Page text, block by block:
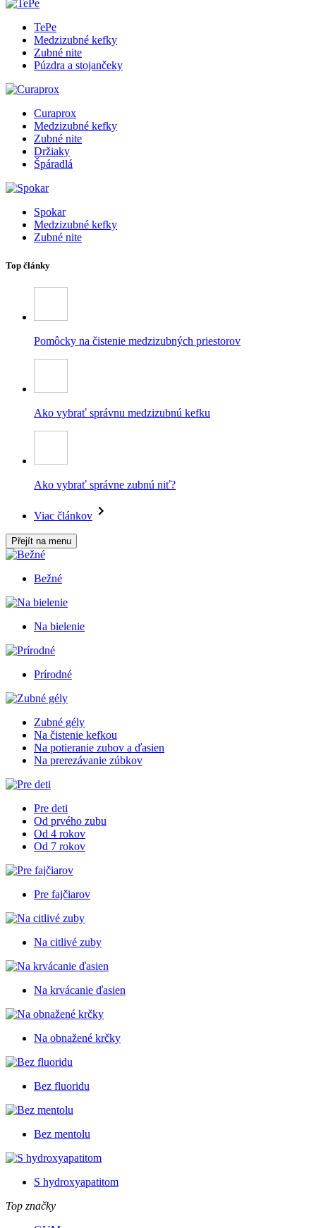
TePe
Medzizubné kefky
Zubné nite
Púzdra a stojančeky
Curaprox
Medzizubné kefky
Zubné nite
Držiaky
Špáradlá
Spokar
Medzizubné kefky
Zubné nite
Top články
Pomôcky na čistenie medzizubných priestorov
Ako vybrať správnu medzizubnú kefku
Ako vybrať správne zubnú niť?
Viac článkov
Přejít na menu
Bežné
Na bielenie
Prírodné
Zubné gély
Na čistenie kefkou
Na potieranie zubov a ďasien
Na prerezávanie zúbkov
Pre deti
Od prvého zubu
Od 4 rokov
Od 7 rokov
Pre fajčiarov
Na citlivé zuby
Na krvácanie ďasien
Na obnažené krčky
Bez fluoridu
Bez mentolu
S hydroxyapatitom
Top značky